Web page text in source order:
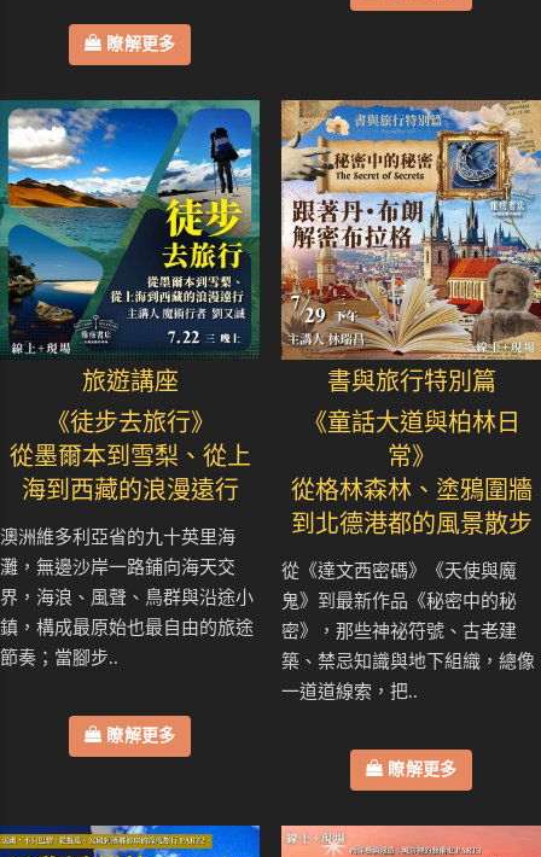
瞭解更多
旅遊講座
《徒步去旅行》
從墨爾本到雪梨、從上
海到西藏的浪漫遠行
澳洲維多利亞省的九十英里海
灘，無邊沙岸一路鋪向海天交
界，海浪、風聲、鳥群與沿途小
鎮，構成最原始也最自由的旅途
節奏；當腳步..
瞭解更多
書與旅行特別篇
《童話大道與柏林日
常》
從格林森林、塗鴉圍牆
到北德港都的風景散步
從《達文西密碼》《天使與魔
鬼》到最新作品《秘密中的秘
密》，那些神祕符號、古老建
築、禁忌知識與地下組織，總像
一道道線索，把..
瞭解更多